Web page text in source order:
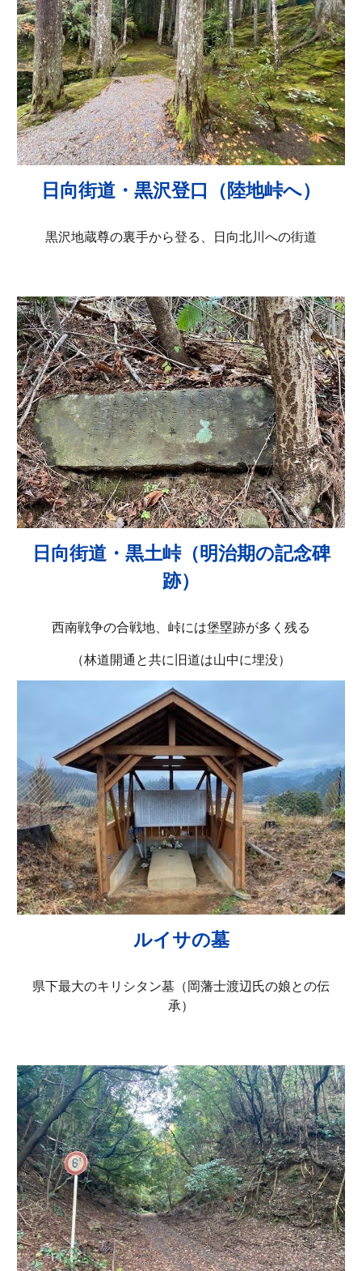
日向街道・黒沢登口（陸地峠へ）
黒沢地蔵尊の裏手から登る、日向北川への街道
日向街道・黒土峠（明治期の記念碑
跡）
西南戦争の合戦地、峠には堡塁跡が多く残る
（林道開通と共に旧道は山中に埋没）
ルイサの墓
県下最大のキリシタン墓（岡藩士渡辺氏の娘との伝
承）